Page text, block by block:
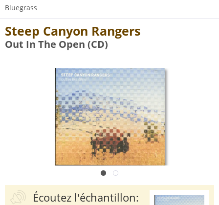
Bluegrass
Steep Canyon Rangers
Out In The Open (CD)
Écoutez l'échantillon: